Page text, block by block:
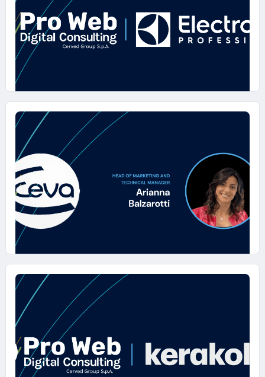
23 GIUGNO 2025
La business area food preparation &
beverage di Electrolux professional
group affida a Pro Web Consulting
(Cerved Group S.p.A.) la strategia
SEO internazionale
23 APRILE 2025
Pro Web Consulting (Cerved Group
S.p.A.) per Ceva Salute Animale: dalla
consulenza Seo per Amazon a un
progetto integrato a 360°